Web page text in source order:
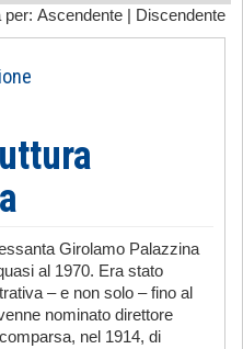
per: Ascendente Discendente
Girolamo Palazzina
al 1970. Era stato
– e non solo – fino al
nominato direttore
nel 1914, di